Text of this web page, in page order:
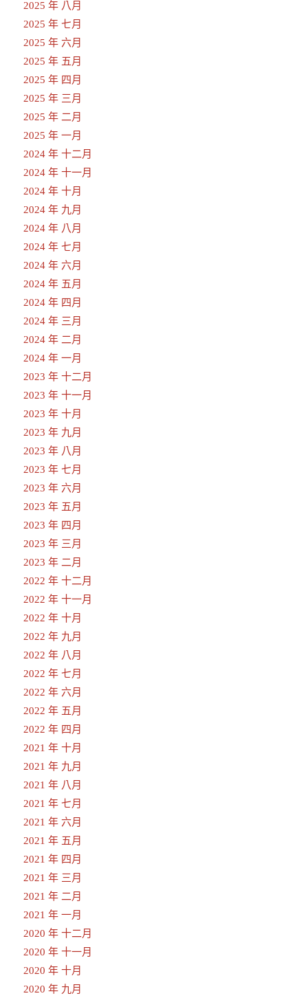
2025 年 八月
2025 年 七月
2025 年 六月
2025 年 五月
2025 年 四月
2025 年 三月
2025 年 二月
2025 年 一月
2024 年 十二月
2024 年 十一月
2024 年 十月
2024 年 九月
2024 年 八月
2024 年 七月
2024 年 六月
2024 年 五月
2024 年 四月
2024 年 三月
2024 年 二月
2024 年 一月
2023 年 十二月
2023 年 十一月
2023 年 十月
2023 年 九月
2023 年 八月
2023 年 七月
2023 年 六月
2023 年 五月
2023 年 四月
2023 年 三月
2023 年 二月
2022 年 十二月
2022 年 十一月
2022 年 十月
2022 年 九月
2022 年 八月
2022 年 七月
2022 年 六月
2022 年 五月
2022 年 四月
2021 年 十月
2021 年 九月
2021 年 八月
2021 年 七月
2021 年 六月
2021 年 五月
2021 年 四月
2021 年 三月
2021 年 二月
2021 年 一月
2020 年 十二月
2020 年 十一月
2020 年 十月
2020 年 九月